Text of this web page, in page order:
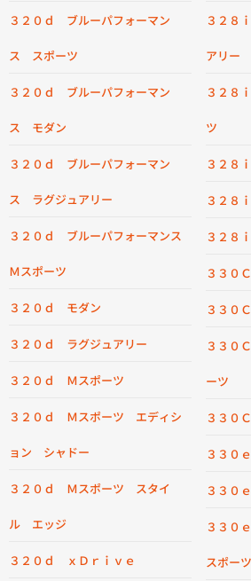
３２０ｄ ブルーパフォーマン
ス スポーツ
３２０ｄ ブルーパフォーマン
ス モダン
３２０ｄ ブルーパフォーマン
ス ラグジュアリー
３２０ｄ ブルーパフォーマンス
Ｍスポーツ
３２０ｄ モダン
３２０ｄ ラグジュアリー
３２０ｄ Ｍスポーツ
３２０ｄ Ｍスポーツ エディシ
ョン シャドー
３２０ｄ Ｍスポーツ スタイ
ル エッジ
３２０ｄ ｘＤｒｉｖｅ
３２８
アリー
３２８
ツ
３２８
３２８
３２８
３３０
３３０
３３０
ーツ
３３０
３３０ｅ
３３０
３３０
スポーツ